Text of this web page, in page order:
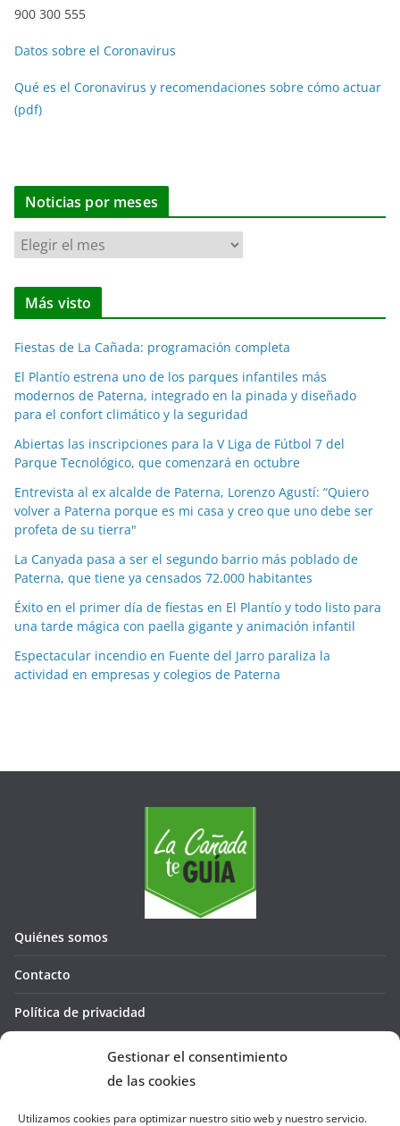
Gestionar el consentimiento
de las cookies
Utilizamos cookies para optimizar nuestro sitio web y nuestro servicio.
900 300 555
Datos sobre el Coronavirus
Qué es el Coronavirus y recomendaciones sobre cómo actuar
(pdf)
Noticias por meses
N
o
t
i
a
s
p
o
r
m
e
s
e
s
Más visto
Fiestas de La Cañada: programación completa
El Plantío estrena uno de los parques infantiles más
modernos de Paterna, integrado en la pinada y diseñado
para el confort climático y la seguridad
Abiertas las inscripciones para la V Liga de Fútbol 7 del
Parque Tecnológico, que comenzará en octubre
Entrevista al ex alcalde de Paterna, Lorenzo Agustí: “Quiero
volver a Paterna porque es mi casa y creo que uno debe ser
profeta de su tierra"
La Canyada pasa a ser el segundo barrio más poblado de
Paterna, que tiene ya censados 72.000 habitantes
Éxito en el primer día de fiestas en El Plantío y todo listo para
una tarde mágica con paella gigante y animación infantil
Espectacular incendio en Fuente del Jarro paraliza la
actividad en empresas y colegios de Paterna
Quiénes somos
Contacto
Política de privacidad
Política de cookies (UE)